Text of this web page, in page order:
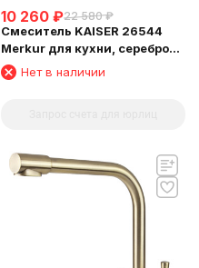
10 260 ₽22 580 ₽
Смеситель KAISER 26544
Merkur для кухни, серебро
SilverНет в наличии